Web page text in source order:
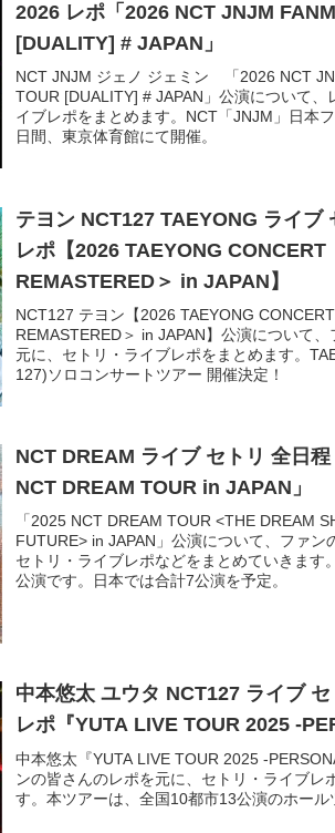
2026 レポ「2026 NCT JNJM
[DUALITY] # JAPAN」
NCT JNJM ジェノ ジェミン 「2026 NCT
TOUR [DUALITY] # JAPAN」公演について、
イブレポをまとめます。NCT「JNJM」日本
日間、東京体育館にて開催。
テヨン NCT127 TAEYONG ライブ
レポ【2026 TAEYONG
REMASTERED＞ in JAPAN】
NCT127 テヨン【2026 TAEYONG
REMASTERED＞ in JAPAN】公演について
元に、セトリ・ライブレポをまとめます。
127)ソロコンサートツアー 開催決定！
NCT DREAM ライブ セトリ 全日
NCT DREAM TOUR in JAPAN」
「2025 NCT DREAM TOUR <THE DREAM
FUTURE> in JAPAN」公演について、ファン
セトリ・ライブレポなどをまとめていきます
公演です。日本では合計7公演を予定。
中本悠太 ユウタ NCT127 ライブ
レポ『YUTA LIVE TOUR 2025 -
中本悠太『YUTA LIVE TOUR 2025 -
ンの皆さんのレポを元に、セトリ・ライブレ
す。本ツアーは、全国10都市13公演のホール